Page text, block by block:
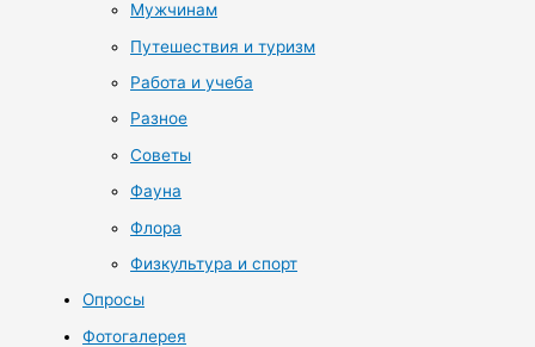
Мужчинам
Путешествия и туризм
Работа и учеба
Разное
Советы
Фауна
Флора
Физкультура и спорт
Опросы
Фотогалерея